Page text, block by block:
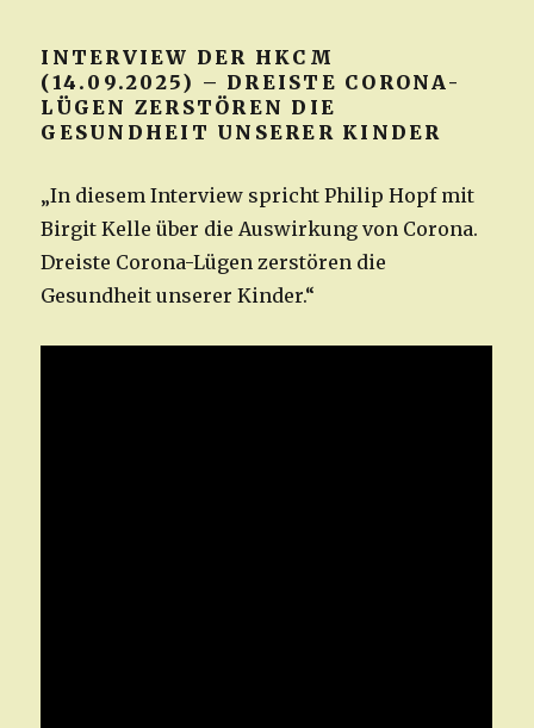
INTERVIEW DER HKCM
(14.09.2025) – DREISTE CORONA-
LÜGEN ZERSTÖREN DIE
GESUNDHEIT UNSERER KINDER
„In diesem Interview spricht Philip Hopf mit
Birgit Kelle über die Auswirkung von Corona.
Dreiste Corona-Lügen zerstören die
Gesundheit unserer Kinder.“